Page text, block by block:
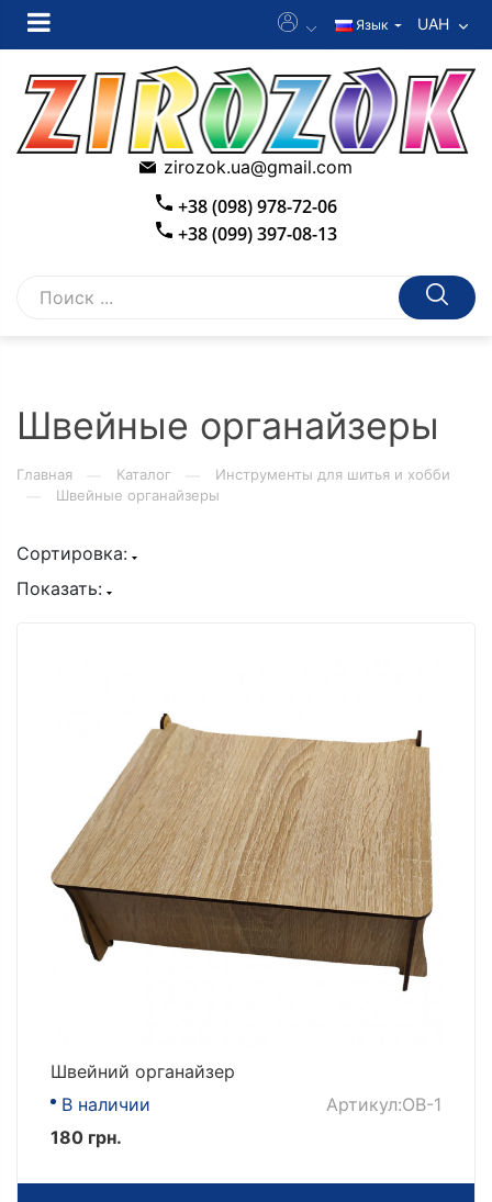
Язык UAH
zirozok.ua@gmail.com
+38 (098) 978-72-06
+38 (099) 397-08-13
Швейные органайзеры
Главная Каталог
Инструменты для шитья и хобби
Швейные органайзеры
Сортировка:
Показать:
Швейний органайзер
В наличии
Артикул:OB-1
180 грн.